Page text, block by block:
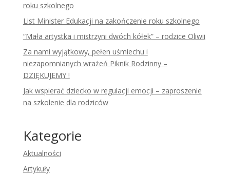
roku szkolnego
List Minister Edukacji na zakończenie roku szkolnego
“Mała artystka i mistrzyni dwóch kółek” – rodzice Oliwii
Za nami wyjątkowy, pełen uśmiechu i
niezapomnianych wrażeń Piknik Rodzinny –
DZIĘKUJEMY !
Jak wspierać dziecko w regulacji emocji – zaproszenie
na szkolenie dla rodziców
Kategorie
Aktualności
Artykuły